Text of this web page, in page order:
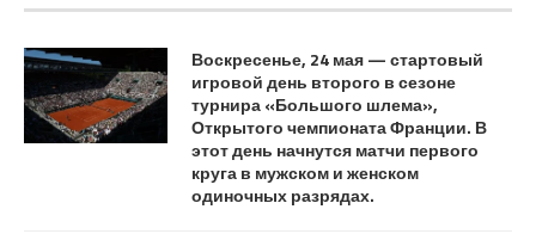
Воскресенье, 24 мая — стартовый
игровой день второго в сезоне
турнира «Большого шлема»,
Открытого чемпионата Франции. В
этот день начнутся матчи первого
круга в мужском и женском
одиночных разрядах.